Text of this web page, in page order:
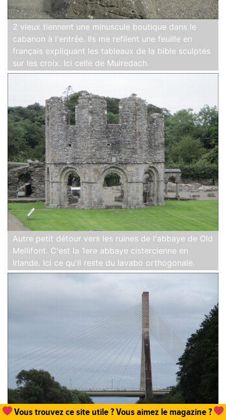
2 vieux tiennent une minuscule boutique dans le
cabanon à l'entrée. Ils me refilent une feuille en
français expliquant les tableaux de la bible sculptés
sur les croix. Ici celle de Muiredach.
Autre petit détour vers les ruines de l'abbaye de Old
Mellifont. C'est la 1ere abbaye cistercienne en
Irlande. Ici ce qu'il reste du lavabo orthogonale.
Unabonnement, une commande de numéro et hop,
vous permettez que tout cela existe !